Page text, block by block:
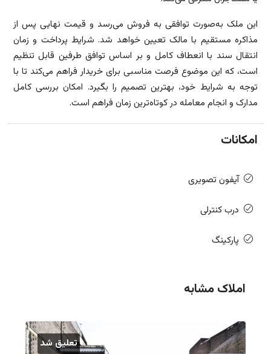
این ملک به‌صورت توافقی به فروش می‌رسد و قیمت نهایی پس از
مذاکره مستقیم با مالک تعیین خواهد شد. شرایط پرداخت و زمان
انتقال سند با انعطاف کامل و بر اساس توافق طرفین قابل تنظیم
است، که این موضوع فرصت مناسبی برای خریدار فراهم می‌کند تا با
توجه به شرایط خود، بهترین تصمیم را بگیرد. امکان بررسی کامل
مدارک و انجام معامله در کوتاه‌ترین زمان فراهم است.
امکانات
آیفون تصویری
درب کنترلی
پارکینگ
املاک مشابه
تعلیق شد